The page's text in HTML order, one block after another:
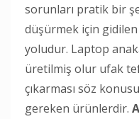
sorunları pratik bir
düşürmek için
yoludur. Laptop
üretilmiş olur ufak
çıkarması söz
gereken ürünlerdir.